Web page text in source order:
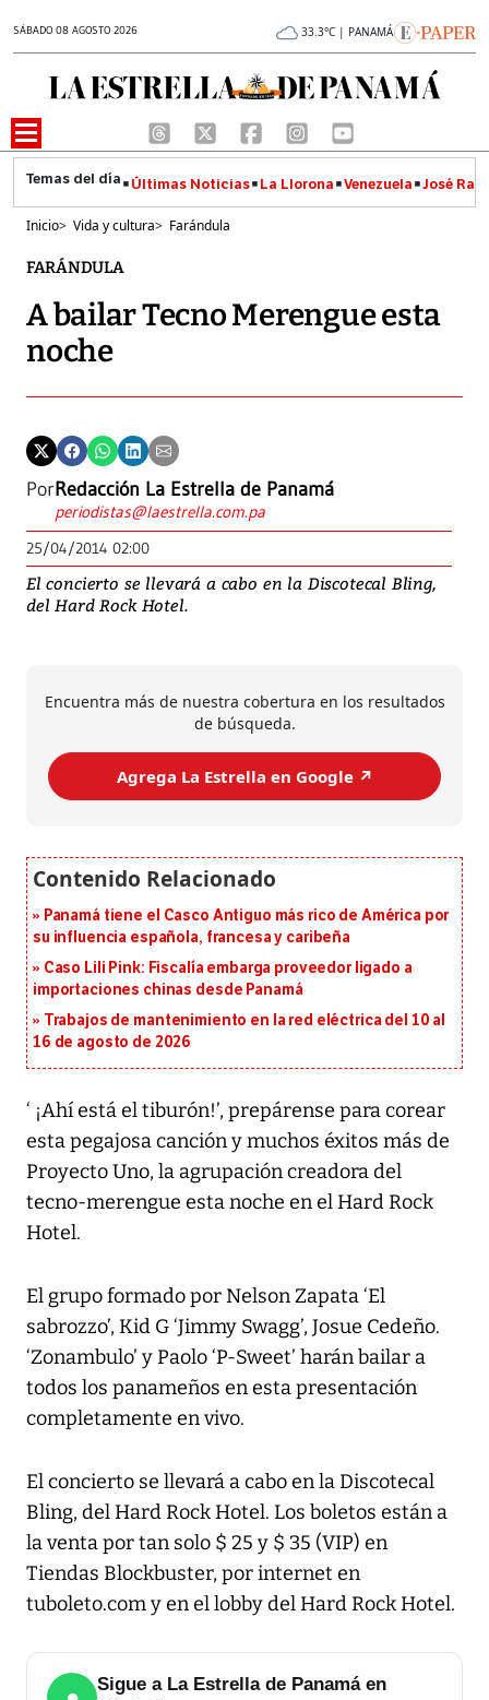
SÁBADO 08 AGOSTO 2026 33.3°C | PANAMÁ
Últimas Noticias La Llorona Venezuela José
Inicio> Vida y cultura> Farándula
FARÁNDULA
A bailar Tecno Merengue esta
noche
PorRedacción La Estrella de Panamá
periodistas@laestrella.com.pa
25/04/2014 02:00
El concierto se llevará a cabo en la Discotecal Bling,
del Hard Rock Hotel.
Encuentra más de nuestra cobertura en los resultados
de búsqueda.
Agrega La Estrella en Google ↗️
Panamá tiene el Casco Antiguo más rico de América por
su influencia española, francesa y caribeña
Caso Lili Pink: Fiscalía embarga proveedor ligado a
importaciones chinas desde Panamá
Trabajos de mantenimiento en la red eléctrica del 10 al
16 de agosto de 2026
‘ ¡Ahí está el tiburón!’, prepárense para corear
esta pegajosa canción y muchos éxitos más de
Proyecto Uno, la agrupación creadora del
tecno-merengue esta noche en el Hard Rock
Hotel.
El grupo formado por Nelson Zapata ‘El
sabrozzo’, Kid G ‘Jimmy Swagg’, Josue Cedeño.
‘Zonambulo’ y Paolo ‘P-Sweet’ harán bailar a
todos los panameños en esta presentación
completamente en vivo.
El concierto se llevará a cabo en la Discotecal
Bling, del Hard Rock Hotel. Los boletos están a
la venta por tan solo $ 25 y $ 35 (VIP) en
Tiendas Blockbuster, por internet en
tuboleto.com y en el lobby del Hard Rock Hotel.
Sigue a La Estrella de Panamá en